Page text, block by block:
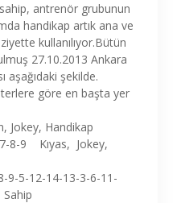
antrenör grubunun
handikap artık ana ve
kullanılıyor.Bütün
27.10.2013 Ankara
aşağıdaki şekilde.
göre en başta yer
Jokey, Handikap
8-9 Kıyas, Jokey,
9-5-12-14-13-3-6-11-